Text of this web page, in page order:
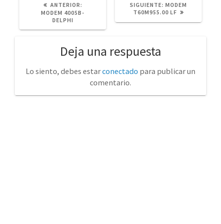
ANTERIOR:
ANTERIOR:
MODEM 4005B-
DELPHI
SIGUIENTE: SIGUIENTE
POST:
MODEM
T60M955.00 LF
Deja una respuesta
Lo siento, debes estarconectado para publicar un
comentario.